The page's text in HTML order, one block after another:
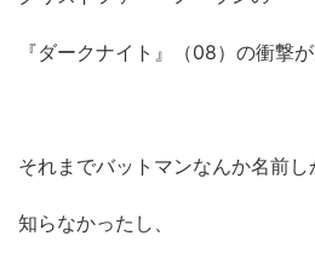
『ダークナイト』（08）の衝撃が
それまでバットマンなんか名前し
知らなかったし、